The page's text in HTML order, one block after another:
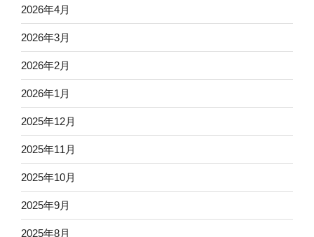
2026年4月
2026年3月
2026年2月
2026年1月
2025年12月
2025年11月
2025年10月
2025年9月
2025年8月